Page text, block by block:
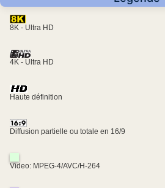
8K - Ultra HD
4K - Ultra HD
Haute définition
Diffusion partielle ou totale en 16/9
Video: MPEG-4/AVC/H-264